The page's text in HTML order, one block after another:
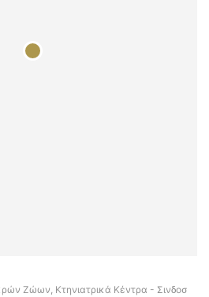
Ζώων, Κτηνιατρικά Κέντρα - Σινδοσ